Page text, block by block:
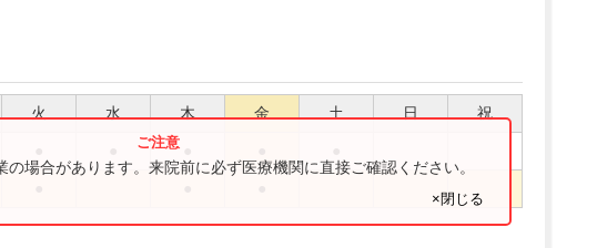
火 水 木 金 土 日 祝
場合があります。来院前に必ず医療機関に直接ご確認ください。
×閉じる